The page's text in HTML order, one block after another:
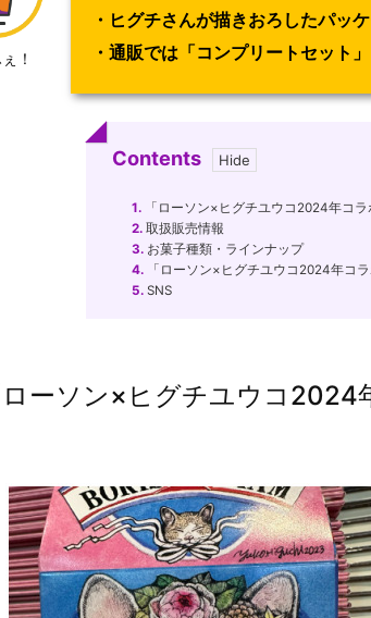
！
・ヒグチさんが描きおろしたパッ
・通販では「コンプリートセット
Contents
1.「ローソン×ヒグチユウコ2024年コラ
2.取扱販売情報
3.お菓子種類・ラインナップ
4.「ローソン×ヒグチユウコ2024年コラ
5.SNS
ローソン×ヒグチユウコ2024